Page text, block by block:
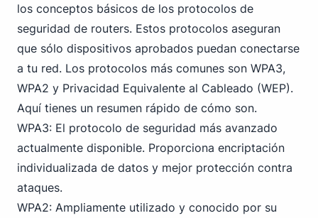
los conceptos básicos de los protocolos de
seguridad de routers. Estos protocolos aseguran
que sólo dispositivos aprobados puedan conectarse
a tu red. Los protocolos más comunes son WPA3,
WPA2 y Privacidad Equivalente al Cableado (WEP).
Aquí tienes un resumen rápido de cómo son.
WPA3: El protocolo de seguridad más avanzado
actualmente disponible. Proporciona encriptación
individualizada de datos y mejor protección contra
ataques.
WPA2: Ampliamente utilizado y conocido por su